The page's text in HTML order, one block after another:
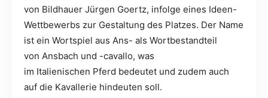
von Bildhauer Jürgen Goertz, infolge eines Ideen-
Wettbewerbs zur Gestaltung des Platzes. Der Name
ist ein Wortspiel aus Ans- als Wortbestandteil
von Ansbach und -cavallo, was
im Italienischen Pferd bedeutet und zudem auch
auf die Kavallerie hindeuten soll.